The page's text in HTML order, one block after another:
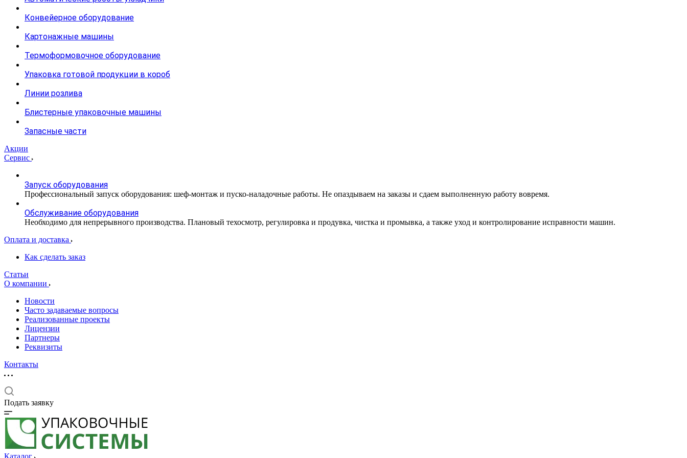
Конвейерное оборудование
Картонажные машины
Термоформовочное оборудование
Упаковка готовой продукции в короб
Линии розлива
Блистерные упаковочные машины
Запасные части
Акции
Сервис
Запуск оборудования
Профессиональный запуск оборудования: шеф-монтаж и пуско-наладочные работы. Не опаздываем на заказы и сдаем выполненную работу вовремя.
Обслуживание оборудования
Необходимо для непрерывного производства. Плановый техосмотр, регулировка и продувка, чистка и промывка, а также уход и контролирование исправности машин.
Оплата и доставка
Как сделать заказ
Статьи
О компании
Новости
Часто задаваемые вопросы
Реализованные проекты
Лицензии
Партнеры
Реквизиты
Контакты
Подать заявку
Каталог